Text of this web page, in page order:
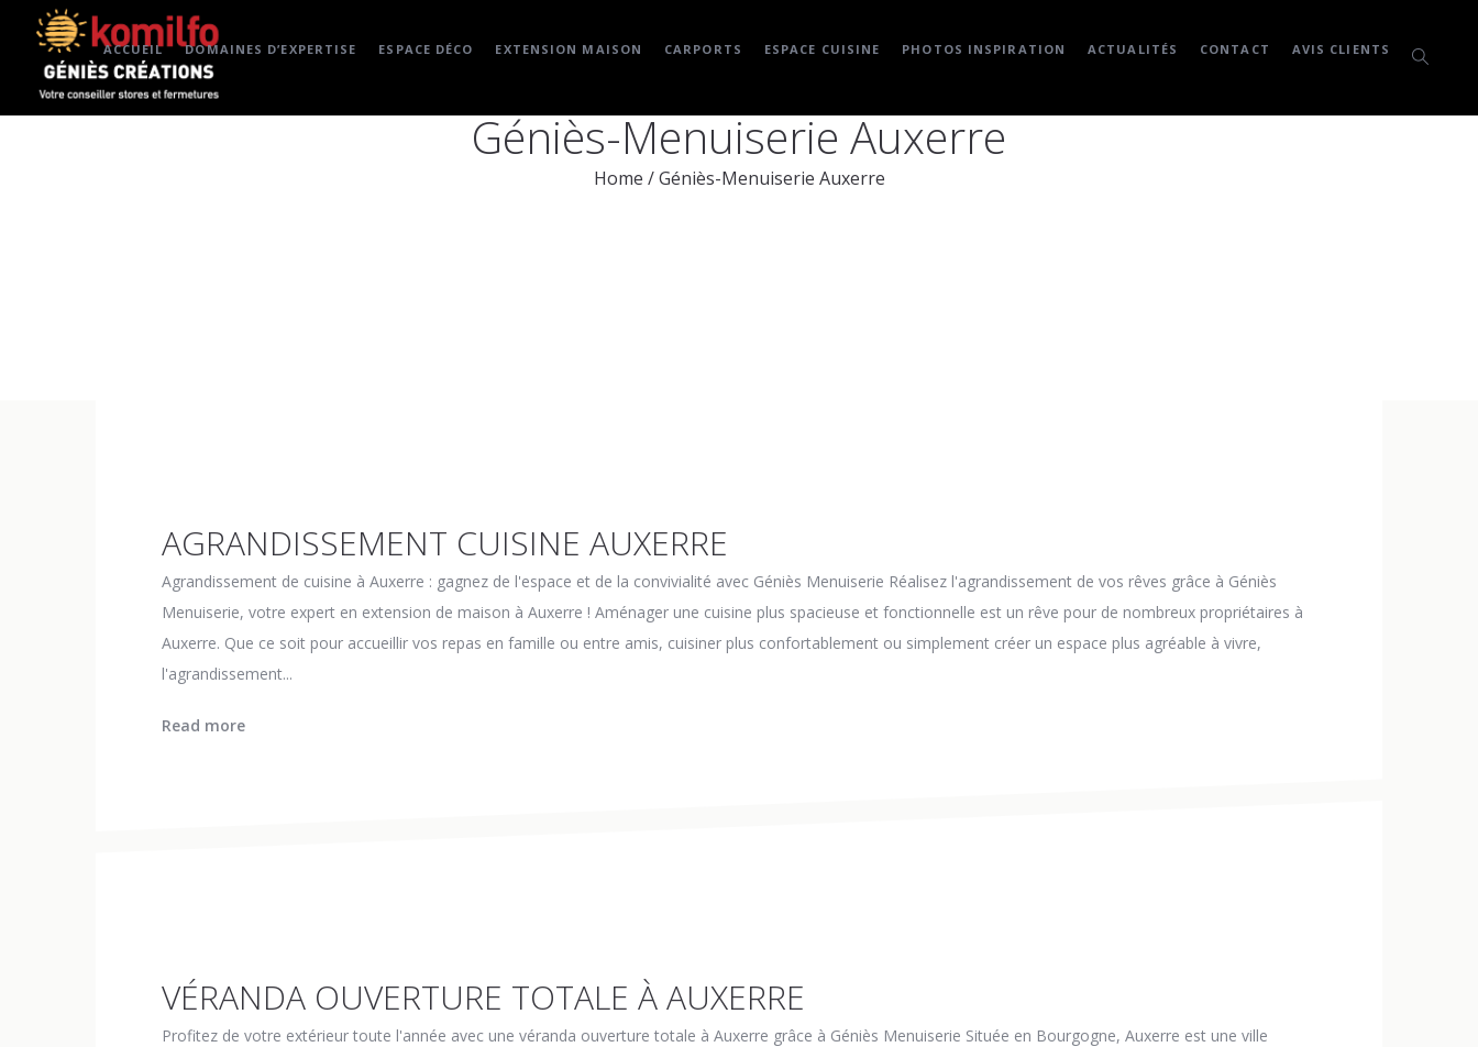
ACCUEIL DOMAINES D’EXPERTISE ESPACE DÉCO EXTENSION MAISON CARPORTS ESPACE CUISINE PHOTOS INSPIRATION ACTUALITÉS CONTACT AVIS CLIENTS
Géniès-Menuiserie Auxerre
Home /Géniès-Menuiserie Auxerre
AGRANDISSEMENT CUISINE AUXERRE
Agrandissement de cuisine à Auxerre : gagnez de l'espace et de la convivialité avec Géniès Menuiserie Réalisez l'agrandissement de vos rêves grâce à Géniès
Menuiserie, votre expert en extension de maison à Auxerre ! Aménager une cuisine plus spacieuse et fonctionnelle est un rêve pour de nombreux propriétaires à
Auxerre. Que ce soit pour accueillir vos repas en famille ou entre amis, cuisiner plus confortablement ou simplement créer un espace plus agréable à vivre,
l'agrandissement...
Read more
VÉRANDA OUVERTURE TOTALE À AUXERRE
Profitez de votre extérieur toute l'année avec une véranda ouverture totale à Auxerre grâce à Géniès Menuiserie Située en Bourgogne, Auxerre est une ville